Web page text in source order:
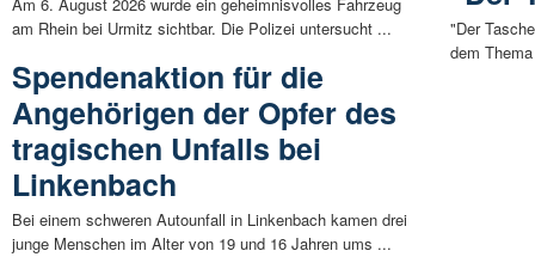
am Rhein bei Urmitz sichtbar. Die Polizei untersucht ...
Spendenaktion für die
Angehörigen der Opfer des
tragischen Unfalls bei
Linkenbach
Bei einem schweren Autounfall in Linkenbach kamen drei
junge Menschen im Alter von 19 und 16 Jahren ums ...
"Der
dem